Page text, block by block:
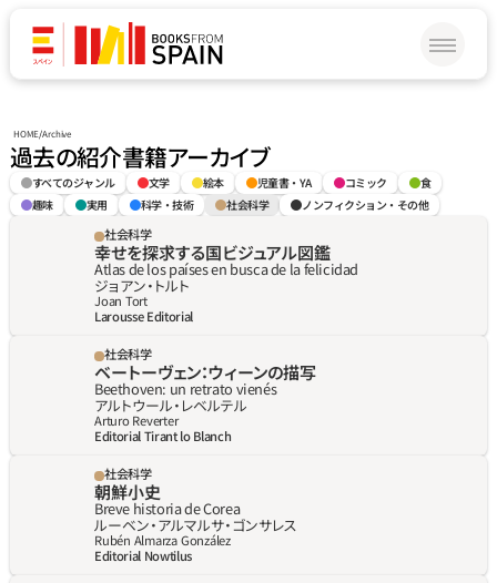
HOME/Archive
過去の紹介書籍アーカイブ
すべてのジャンル 文学 絵本 児童書・YA コミック
食
趣味
実用 科学・技術 社会科学 ノンフィクション・その他
社会科学
幸せを探求する国ビジュアル図鑑
Atlas de los países en busca de la felicidad
ジョアン‧トルト
Joan Tort
Larousse Editorial
社会科学
ベートーヴェン：ウィーンの描写
Beethoven: un retrato vienés
アルトウール‧レベルテル
Arturo Reverter
Editorial Tirant lo Blanch
社会科学
朝鮮小史
Breve historia de Corea
ルーベン‧アルマルサ‧ゴンサレス
Rubén Almarza González
Editorial Nowtilus